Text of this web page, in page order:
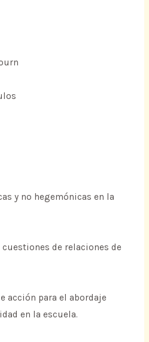
y no hegemónicas en la
de relaciones de
acción para el abordaje
en la escuela.